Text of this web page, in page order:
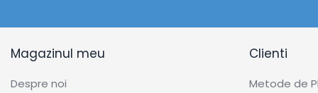
Magazinul meu
Despre noi
Clienti
Metode de